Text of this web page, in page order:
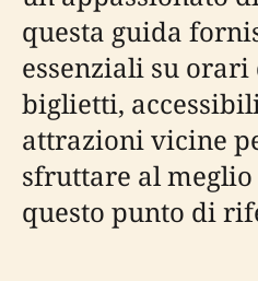
questa guida
essenziali su
biglietti,
attrazioni vicine
sfruttare al
questo punto di